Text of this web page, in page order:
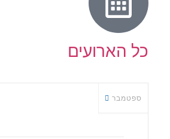
כל הארועים
ספטמבר